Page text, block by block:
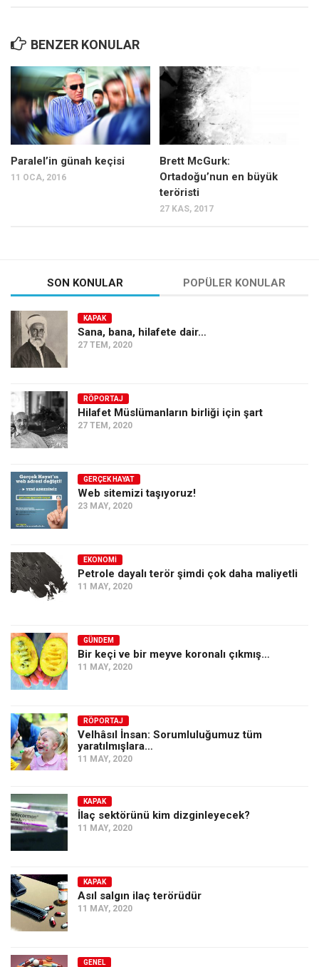
BENZER KONULAR
Paralel’in günah keçisi
11 OCA, 2016
Brett McGurk:
Ortadoğu’nun en büyük
teröristi
27 KAS, 2017
SON KONULAR POPÜLER KONULAR
KAPAK
Sana, bana, hilafete dair…
27 TEM, 2020
RÖPORTAJ
Hilafet Müslümanların birliği için şart
27 TEM, 2020
GERÇEK HAYAT
Web sitemizi taşıyoruz!
23 MAY, 2020
EKONOMI
Petrole dayalı terör şimdi çok daha maliyetli
11 MAY, 2020
GÜNDEM
Bir keçi ve bir meyve koronalı çıkmış…
11 MAY, 2020
RÖPORTAJ
Velhâsıl İnsan: Sorumluluğumuz tüm
yaratılmışlara…
11 MAY, 2020
KAPAK
İlaç sektörünü kim dizginleyecek?
11 MAY, 2020
KAPAK
Asıl salgın ilaç terörüdür
11 MAY, 2020
GENEL